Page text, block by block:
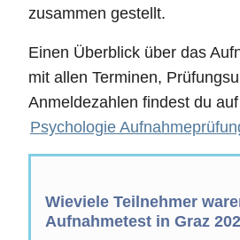
zusammen gestellt.
Einen Überblick über das
mit allen Terminen,
Anmeldezahlen findest du
Psychologie
Wieviele Teilnehmer
Aufnahmetest in Graz